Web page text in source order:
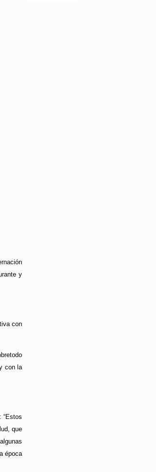
y
con
con la
“Estos
que
época